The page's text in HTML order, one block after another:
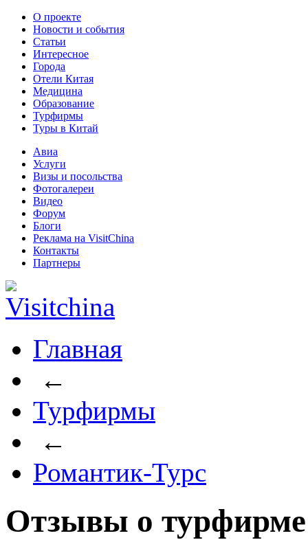
О проекте
Новости и события
Статьи
Интересное
Города
Отели Китая
Медицина
Образование
Турфирмы
Туры в Китай
Авиа
Услуги
Визы и посольства
Фотогалереи
Видео
Форум
Блоги
Реклама на VisitChina
Контакты
Партнеры
Главная
←
Турфирмы
←
Романтик-Турс
Отзывы о